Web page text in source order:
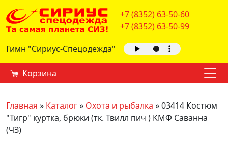
+7 (8352) 63-50-60
+7 (8352) 63-50-99
Гимн "Сириус-Спецодежда"
Корзина
Главная » Каталог» Охота и рыбалка »03414 Костюм
"Тигр" куртка, брюки (тк. Твилл пич ) КМФ Саванна
(ЧЗ)